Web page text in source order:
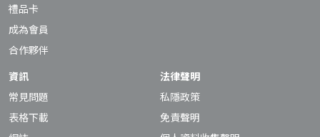
禮品卡
成為會員
合作夥伴
資訊
常見問題
表格下載
法律聲明
私隱政策
免責聲明